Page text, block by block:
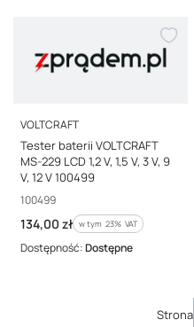
PRODUCENT
VOLTCRAFT
Tester baterii VOLTCRAFT
MS-229 LCD 1,2 V, 1,5 V, 3 V, 9
V, 12 V 100499
Kod producenta
100499
Cena brutto
134,00 zł w tym %s VAT
w tym 23% VAT
Dostępność:Dostępne
Strona